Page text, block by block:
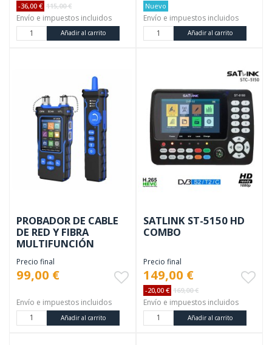
-36,00 € 115,00 €
Envío e impuestos incluidos
Añadir al carrito
Nuevo
Envío e impuestos incluidos
Añadir al carrito
PROBADOR DE CABLE
DE RED Y FIBRA
MULTIFUNCIÓN
Precio final
99,00 €
Envío e impuestos incluidos
Añadir al carrito
SATLINK ST-5150 HD
COMBO
Precio final
149,00 €
-20,00 € 169,00 €
Envío e impuestos incluidos
Añadir al carrito